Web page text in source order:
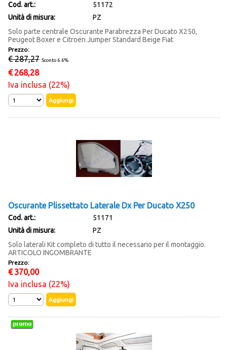
Cod. art.:
51172
Unità di misura:
PZ
Solo parte centrale Oscurante Parabrezza Per Ducato X250,
Peugeot Boxer e Citroën Jumper Standard Beige Fiat
Prezzo:
€ 287,27 Sconto 6.6%
€ 268,28
Iva inclusa (22%)
Oscurante Plissettato Laterale Dx Per Ducato X250
Cod. art.:
51171
Unità di misura:
PZ
Solo laterali Kit completo di tutto il necessario per il montaggio.
ARTICOLO INGOMBRANTE
Prezzo:
€ 370,00
Iva inclusa (22%)